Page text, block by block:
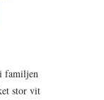
familjen
stor vit